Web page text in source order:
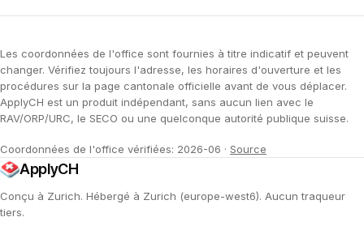
Les coordonnées de l'office sont fournies à titre indicatif et peuvent
changer. Vérifiez toujours l'adresse, les horaires d'ouverture et les
procédures sur la page cantonale officielle avant de vous déplacer.
ApplyCH est un produit indépendant, sans aucun lien avec le
RAV/ORP/URC, le SECO ou une quelconque autorité publique suisse.
Coordonnées de l'office vérifiées: 2026-06 · Source
ApplyCH
Conçu à Zurich. Hébergé à Zurich (europe-west6). Aucun traqueur
tiers.